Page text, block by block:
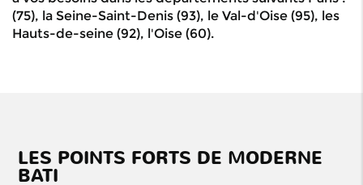
(75), la Seine-Saint-Denis (93), le Val-d'Oise (95), les
Hauts-de-seine (92), l'Oise (60).
LES POINTS FORTS DE MODERNE
BATI
la